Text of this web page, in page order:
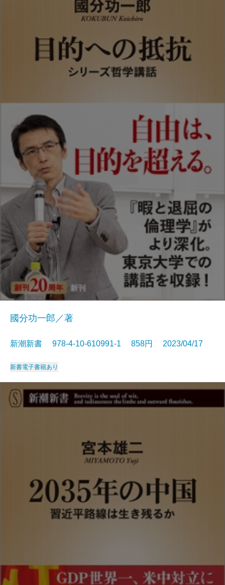
國分功一郎／著
新潮新書 978-4-10-610991-1 858円 2023/04/17
新書電子書籍あり